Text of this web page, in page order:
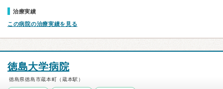
治療実績
この病院の治療実績を見る
徳島大学病院
徳島県徳島市蔵本町（蔵本駅）